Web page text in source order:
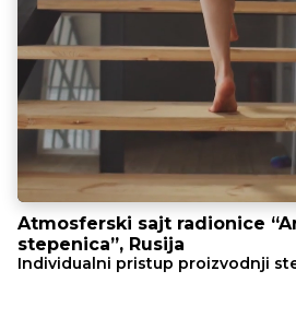
Atmosferski sajt radionice
stepenica”, Rusija
Individualni pristup proizvodnji